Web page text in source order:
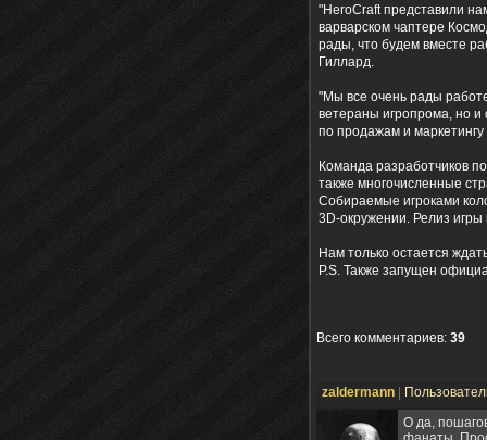
"HeroCraft представили
варварском чаптере
рады, что будем вместе
Гиллард.
"Мы все очень рады
ветераны игропрома, но
по продажам и
Команда разработчиков
также многочисленные
Собираемые игроками
3D-окружении. Релиз игры
Нам только остается
P.S. Также запущен
Всего комментариев: 39
zaldermann
О да,